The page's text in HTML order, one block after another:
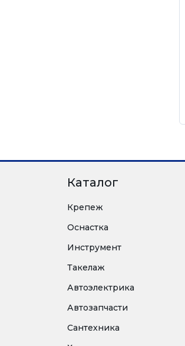
Каталог
Крепеж
Оснастка
Инструмент
Такелаж
Автоэлектрика
Автозапчасти
Сантехника